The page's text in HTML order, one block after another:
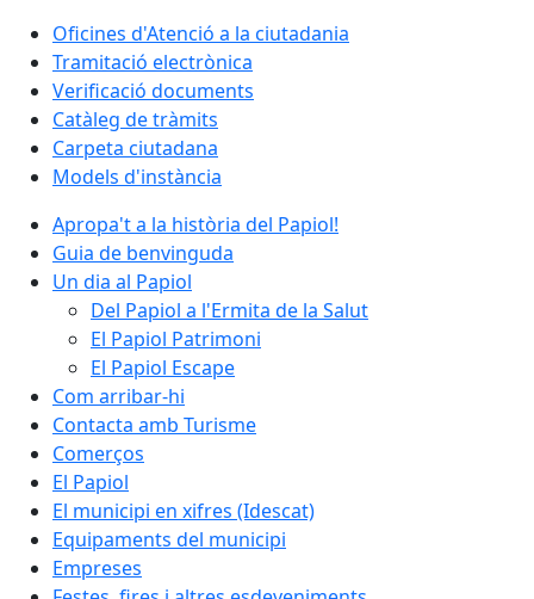
Oficines d'Atenció a la ciutadania
Tramitació electrònica
Verificació documents
Catàleg de tràmits
Carpeta ciutadana
Models d'instància
Apropa't a la història del Papiol!
Guia de benvinguda
Un dia al Papiol
Del Papiol a l'Ermita de la Salut
El Papiol Patrimoni
El Papiol Escape
Com arribar-hi
Contacta amb Turisme
Comerços
El Papiol
El municipi en xifres (Idescat)
Equipaments del municipi
Empreses